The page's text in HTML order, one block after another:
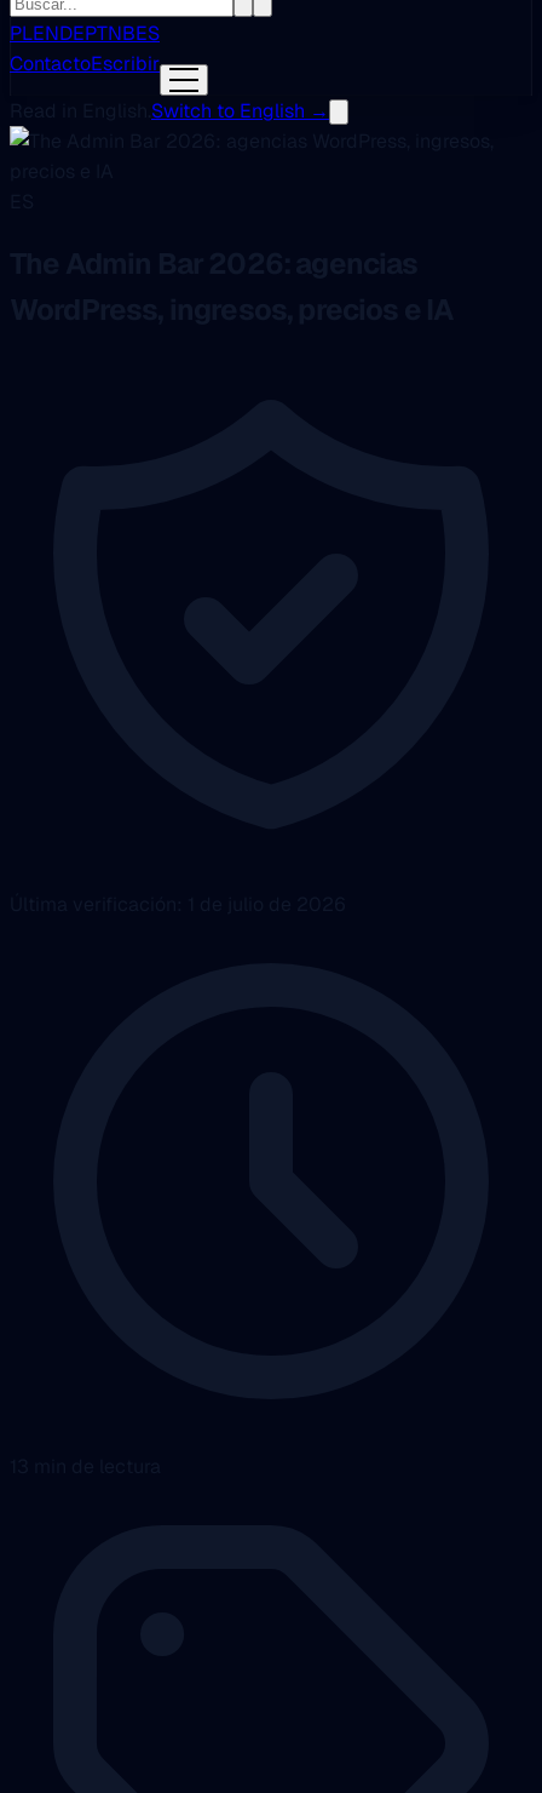
PLENDEPTNBES
ContactoEscribir
Switch to English →